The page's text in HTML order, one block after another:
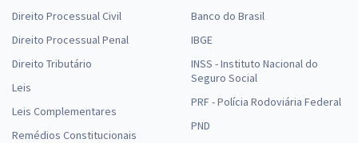
Direito Processual Civil
Direito Processual Penal
Direito Tributário
Leis
Leis Complementares
Remédios Constitucionais
Banco do Brasil
IBGE
INSS - Instituto Nacional do
Seguro Social
PRF - Polícia Rodoviária Federal
PND